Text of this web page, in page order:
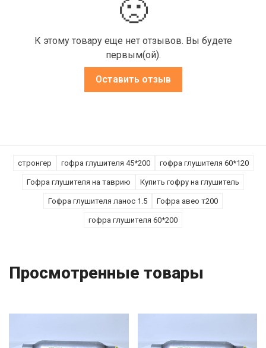
🙁
К этому товару еще нет отзывов. Вы будете
первым(ой).
Оставить отзыв
стронгер гофра глушителя 45*200 гофра глушителя 60*120
Гофра глушителя на таврию Купить гофру на глушитель
Гофра глушителя ланос 1.5 Гофра авео т200
гофра глушителя 60*200
Просмотренные товары